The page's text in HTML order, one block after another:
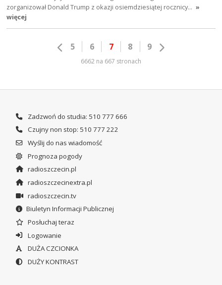
zorganizował Donald Trump z okazji osiemdziesiątej rocznicy… »
więcej
5 6 7 8 9
6662 na 667 stronach
Zadzwoń do studia: 510 777 666
Czujny non stop: 510 777 222
Wyślij do nas wiadomość
Prognoza pogody
radioszczecin.pl
radioszczecinextra.pl
radioszczecin.tv
Biuletyn Informacji Publicznej
Posłuchaj teraz
Logowanie
DUŻA CZCIONKA
DUŻY KONTRAST